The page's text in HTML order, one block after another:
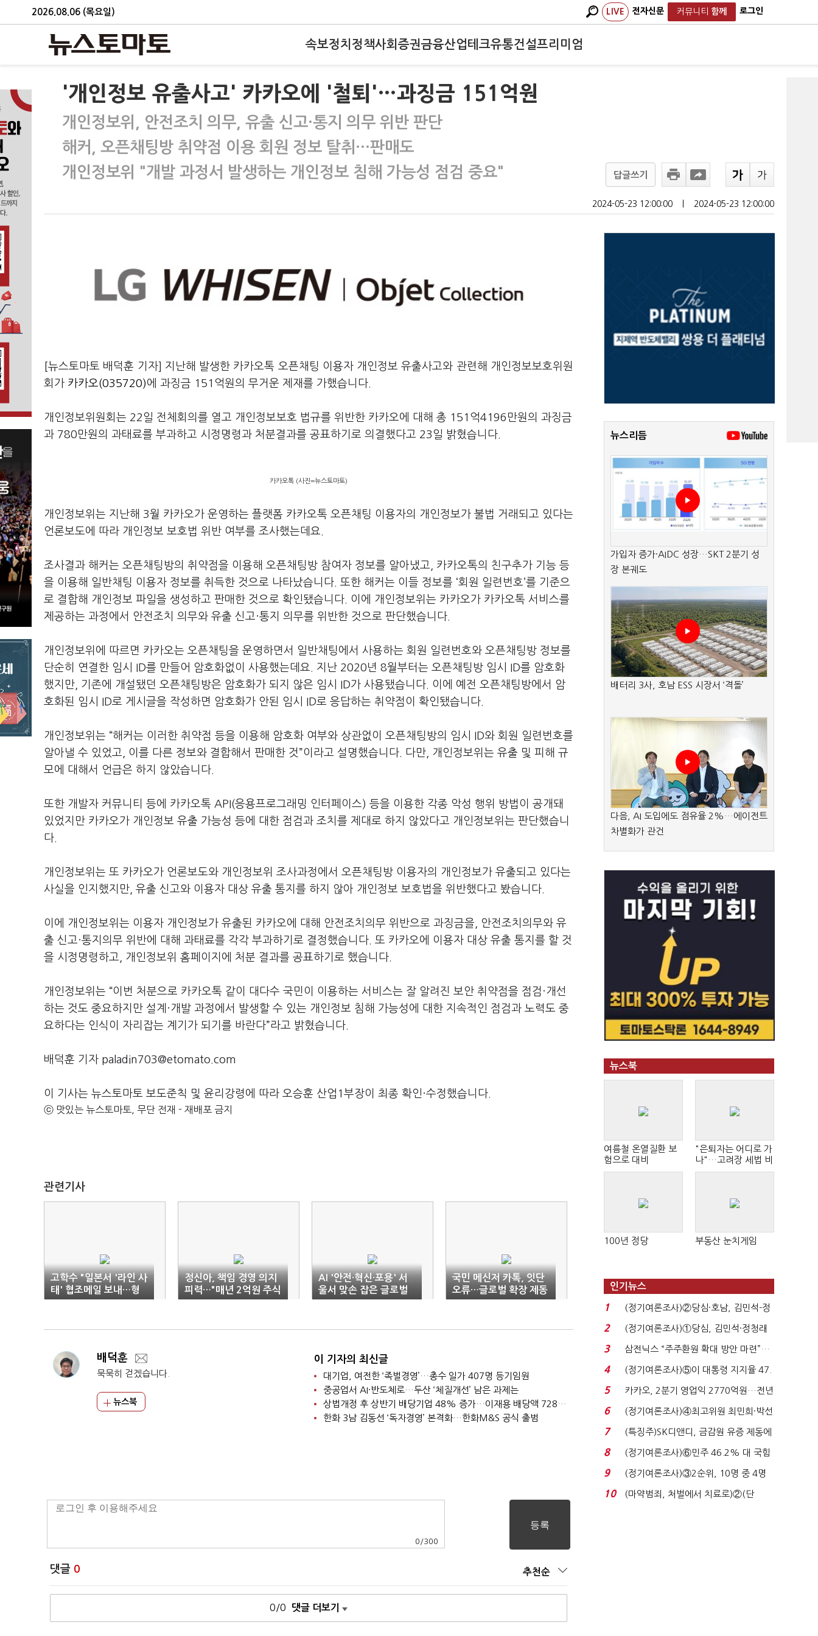
2026.08.06 (목요일) LIVE 전자신문 커뮤니티 함께 로그인
속보정치 정책사회 증권금융산업테크유통건설프리미엄
'개인정보 유출사고' 카카오에 '철퇴'…과징금 151억원
개인정보위, 안전조치 의무, 유출 신고·통지 의무 위반 판단
해커, 오픈채팅방 취약점 이용 회원 정보 탈취…판매도
개인정보위 "개발 과정서 발생하는 개인정보 침해 가능성 점검 중요"
답글쓰기
2024-05-23 12:00:00 2024-05-23 12:00:00
[뉴스토마토 배덕훈 기자] 지난해 발생한 카카오톡 오픈채팅 이용자 개인정보 유출사고와 관련해 개인정보보호위원
회가 카카오(035720)에 과징금 151 억원의 무거운 제재를 가했습니다
개인정보위원회는 22일 전체회의를 열고 개인정보보호 법규를 위반한 카카오에 대해 총 151 억4196 만원의 과징금
과 780만원의 과태료를 부과하고 시정명령과 처분결과를 공표하기로 의결했다고 23일 밝혔습니다
카카오톡 (사진=뉴스토마토)
개인정보위는 지난해 3월 카카오가 운영하는 플랫폼 카카오톡 오픈채팅 이용자의 개인정보가 불법 거래되고 있다는
언론보도에 따라 개인정보 보호법 위반 여부를 조사했는데요
조사결과 해커는 오픈채팅방의 취약점을 이용해 오픈채팅방 참여자 정보를 알아냈고
카카오톡의 친구추가 기능 등
을 이용해 일반채팅 이용자 정보를 취득한 것으로 나타났습니다 또한 해커는 이들 정보를 ‘회원 일련번호’를 기준으
로 결합해 개인정보 파일을 생성하고 판매한 것으로 확인됐습니다
이에 개인정보위는 카카오가 카카오톡 서비스를
제공하는 과정에서 안전조치 의무와 유출 신고·통지 의무를 위반한 것으로 판단했습니다
개인정보위에 따르면 카카오는 오픈채팅을 운영하면서 일반채팅에서 사용하는 회원 일련번호와 오픈채팅방 정보를
단순히 연결한 임시
ID를 만들어 암호화없이 사용했는데요 지난 2020년 8월부터는 오픈채팅방 임시 ID를 암호화
했지만
기존에 개설됐던 오픈채팅방은 암호화가 되지 않은 임시 ID가 사용됐습니다
이에 예전 오픈채팅방에서 암
호화된 임시
ID로 게시글을 작성하면 암호화가 안된 임시 ID로 응답하는 취약점이 확인됐습니다
개인정보위는 “해커는 이러한 취약점 등을 이용해 암호화 여부와 상관없이 오픈채팅방의 임시 ID와 회원 일련번호를
알아낼 수 있었고
이를 다른 정보와 결합해서 판매한 것”이라고 설명했습니다 다만
개인정보위는 유출 및 피해 규
모에 대해서 언급은 하지 않았습니다
또한 개발자 커뮤니티 등에 카카오톡 API(응용프로그래밍 인터페이스) 등을 이용한 각종 악성 행위 방법이 공개돼
있었지만 카카오가 개인정보 유출 가능성 등에 대한 점검과 조치를 제대로 하지 않았다고 개인정보위는 판단했습니
다
개인정보위는 또 카카오가 언론보도와 개인정보위 조사과정에서 오픈채팅방 이용자의 개인정보가 유출되고 있다는
사실을 인지했지만 유출 신고와 이용자 대상 유출 통지를 하지 않아 개인정보 보호법을 위반했다고 봤습니다
이에 개인정보위는 이용자 개인정보가 유출된 카카오에 대해 안전조치의무 위반으로 과징금을
안전조치의무와 유
출 신고·통지의무 위반에 대해 과태료를 각각 부과하기로 결정했습니다 또 카카오에 이용자 대상 유출 통지를 할 것
을 시정명령하고
개인정보위 홈페이지에 처분 결과를 공표하기로 했습니다
개인정보위는 “이번 처분으로 카카오톡 같이 대다수 국민이 이용하는 서비스는 잘 알려진 보안 취약점을 점검·개선
하는 것도 중요하지만 설계·개발 과정에서 발생할 수 있는 개인정보 침해 가능성에 대한 지속적인 점검과 노력도 중
요하다는 인식이 자리잡는 계기가 되기를 바란다”라고 밝혔습니다
배덕훈 기자 paladin703@etomato.com
이 기사는 뉴스토마토 보도준칙 및 윤리강령에 따라 오승훈 산업1부장이 최종 확인·수정했습니다.
ⓒ 맛있는 뉴스토마토, 무단 전재 - 재배포 금지
관련기사
고학수 "일본서 '라인 사
태' 협조메일 보내…형
식 이례적"
정신아, 책임 경영 의지
피력…"매년 2억원 주식
매입"
AI '안전·혁신·포용' 서
울서 맞손 잡은 글로벌
빅테크
국민 메신저 카톡, 잇단
오류…글로벌 확장 제동
배덕훈
묵묵히 걷겠습니다.
뉴스북
이 기자의 최신글
대기업, 여전한 ‘족벌경영’…총수 일가 407명 등기임원
중공업서 AI·반도체로…두산 ‘체질개선’ 남은 과제는
상법개정 후 상반기 배당기업 48% 증가…이재용 배당액 728억 1위
한화 3남 김동선 ‘독자경영’ 본격화…한화M&S 공식 출범
0 /300
댓글 0 추천순
0/0 댓글 더보기
뉴스리듬
가입자 증가·AIDC 성장…SKT 2분기 성
장 본궤도
배터리 3사, 호남 ESS 시장서 ‘격돌’
다음, AI 도입에도 점유율 2%…에이전트
차별화가 관건
뉴스북
여름철 온열질환 보
험으로 대비
"은퇴자는 어디로 가
나"…고려장 세법 비
판 확산
100년 정당 부동산 눈치게임
인기뉴스
1
(정기여론조사)②당심·호남, 김민석-정
청래 '초접전'...
2
(정기여론조사)①당심, 김민석·정청래
'초접전'…대통령 ...
3
삼전닉스 “주주환원 확대 방안 마련”…
로이터에 성명...
4
(정기여론조사)⑤이 대통령 지지율 47.
7%…일주일 만에 ...
5
카카오, 2분기 영업익 2770억원…전년
비 36% 증가...
6
(정기여론조사)④최고위원 최민희·박선
원 '양강'…서미...
7
(특징주)SK디앤디, 금감원 유증 제동에
장 초반 상한가...
8
(정기여론조사)⑥민주 46.2% 대 국힘
31.0%…오차범위 밖 ...
9
(정기여론조사)③2순위, 10명 중 4명
'송영길'…정청래 '한 ...
10
(마약범죄, 처벌에서 치료로)②(단